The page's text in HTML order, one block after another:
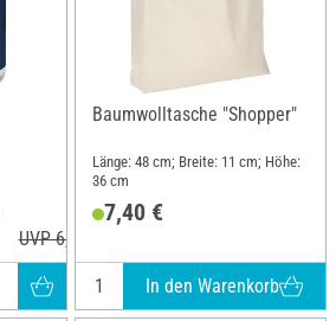
UVP 6,29 €
Baumwolltasche "Shopper"
Länge: 48 cm; Breite: 11 cm; Höhe:
36 cm
7,40 €
In den Warenkorb